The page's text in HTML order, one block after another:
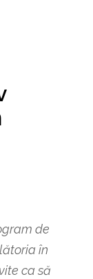
de
în
ca să